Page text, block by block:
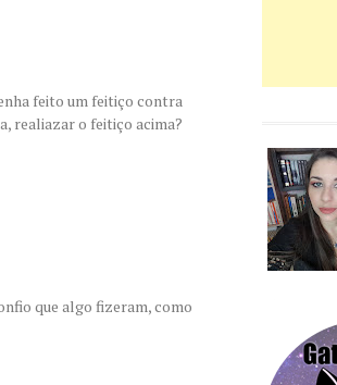
feito um feitiço contra
realiazar o feitiço acima?
que algo fizeram, como